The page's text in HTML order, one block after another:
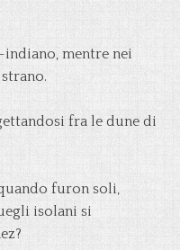
indiano, mentre nei
fra le dune di
furon soli,
isolani si